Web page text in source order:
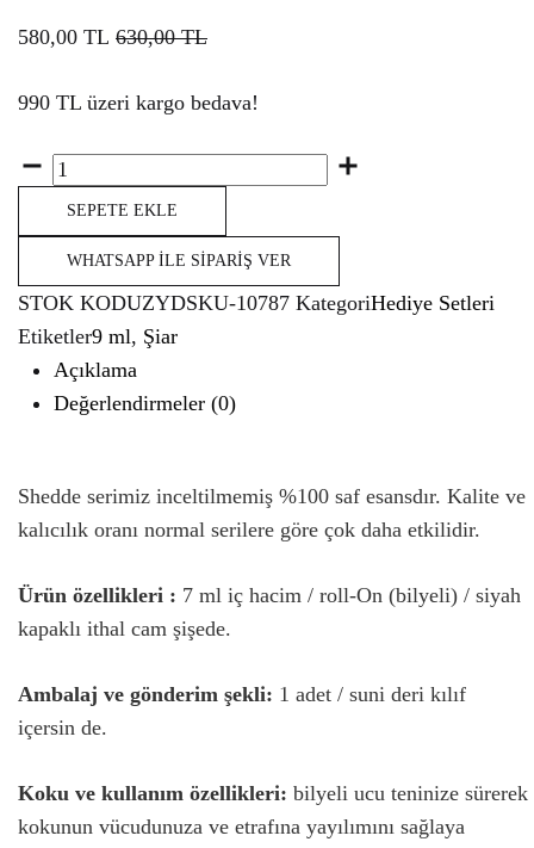
580,00 TL 630,00TL
990 TL üzeri kargo bedava!
Miktar
SEPETE EKLE
WHATSAPP İLE SIPARIŞ VER
STOK KODUZYDSKU-10787 KategoriHediye Setleri
Etiketler9 ml, Şiar
Açıklama
Değerlendirmeler (0)
Shedde serimiz inceltilmemiş %100 saf esansdır. Kalite ve
kalıcılık oranı normal serilere göre çok daha etkilidir.
Ürün özellikleri : 7 ml iç hacim / roll-On (bilyeli) / siyah
kapaklı ithal cam şişede.
Ambalaj ve gönderim şekli: 1 adet / suni deri kılıf
içersin de.
Koku ve kullanım özellikleri: bilyeli ucu teninize sürerek
kokunun vücudunuza ve etrafına yayılımını sağlaya